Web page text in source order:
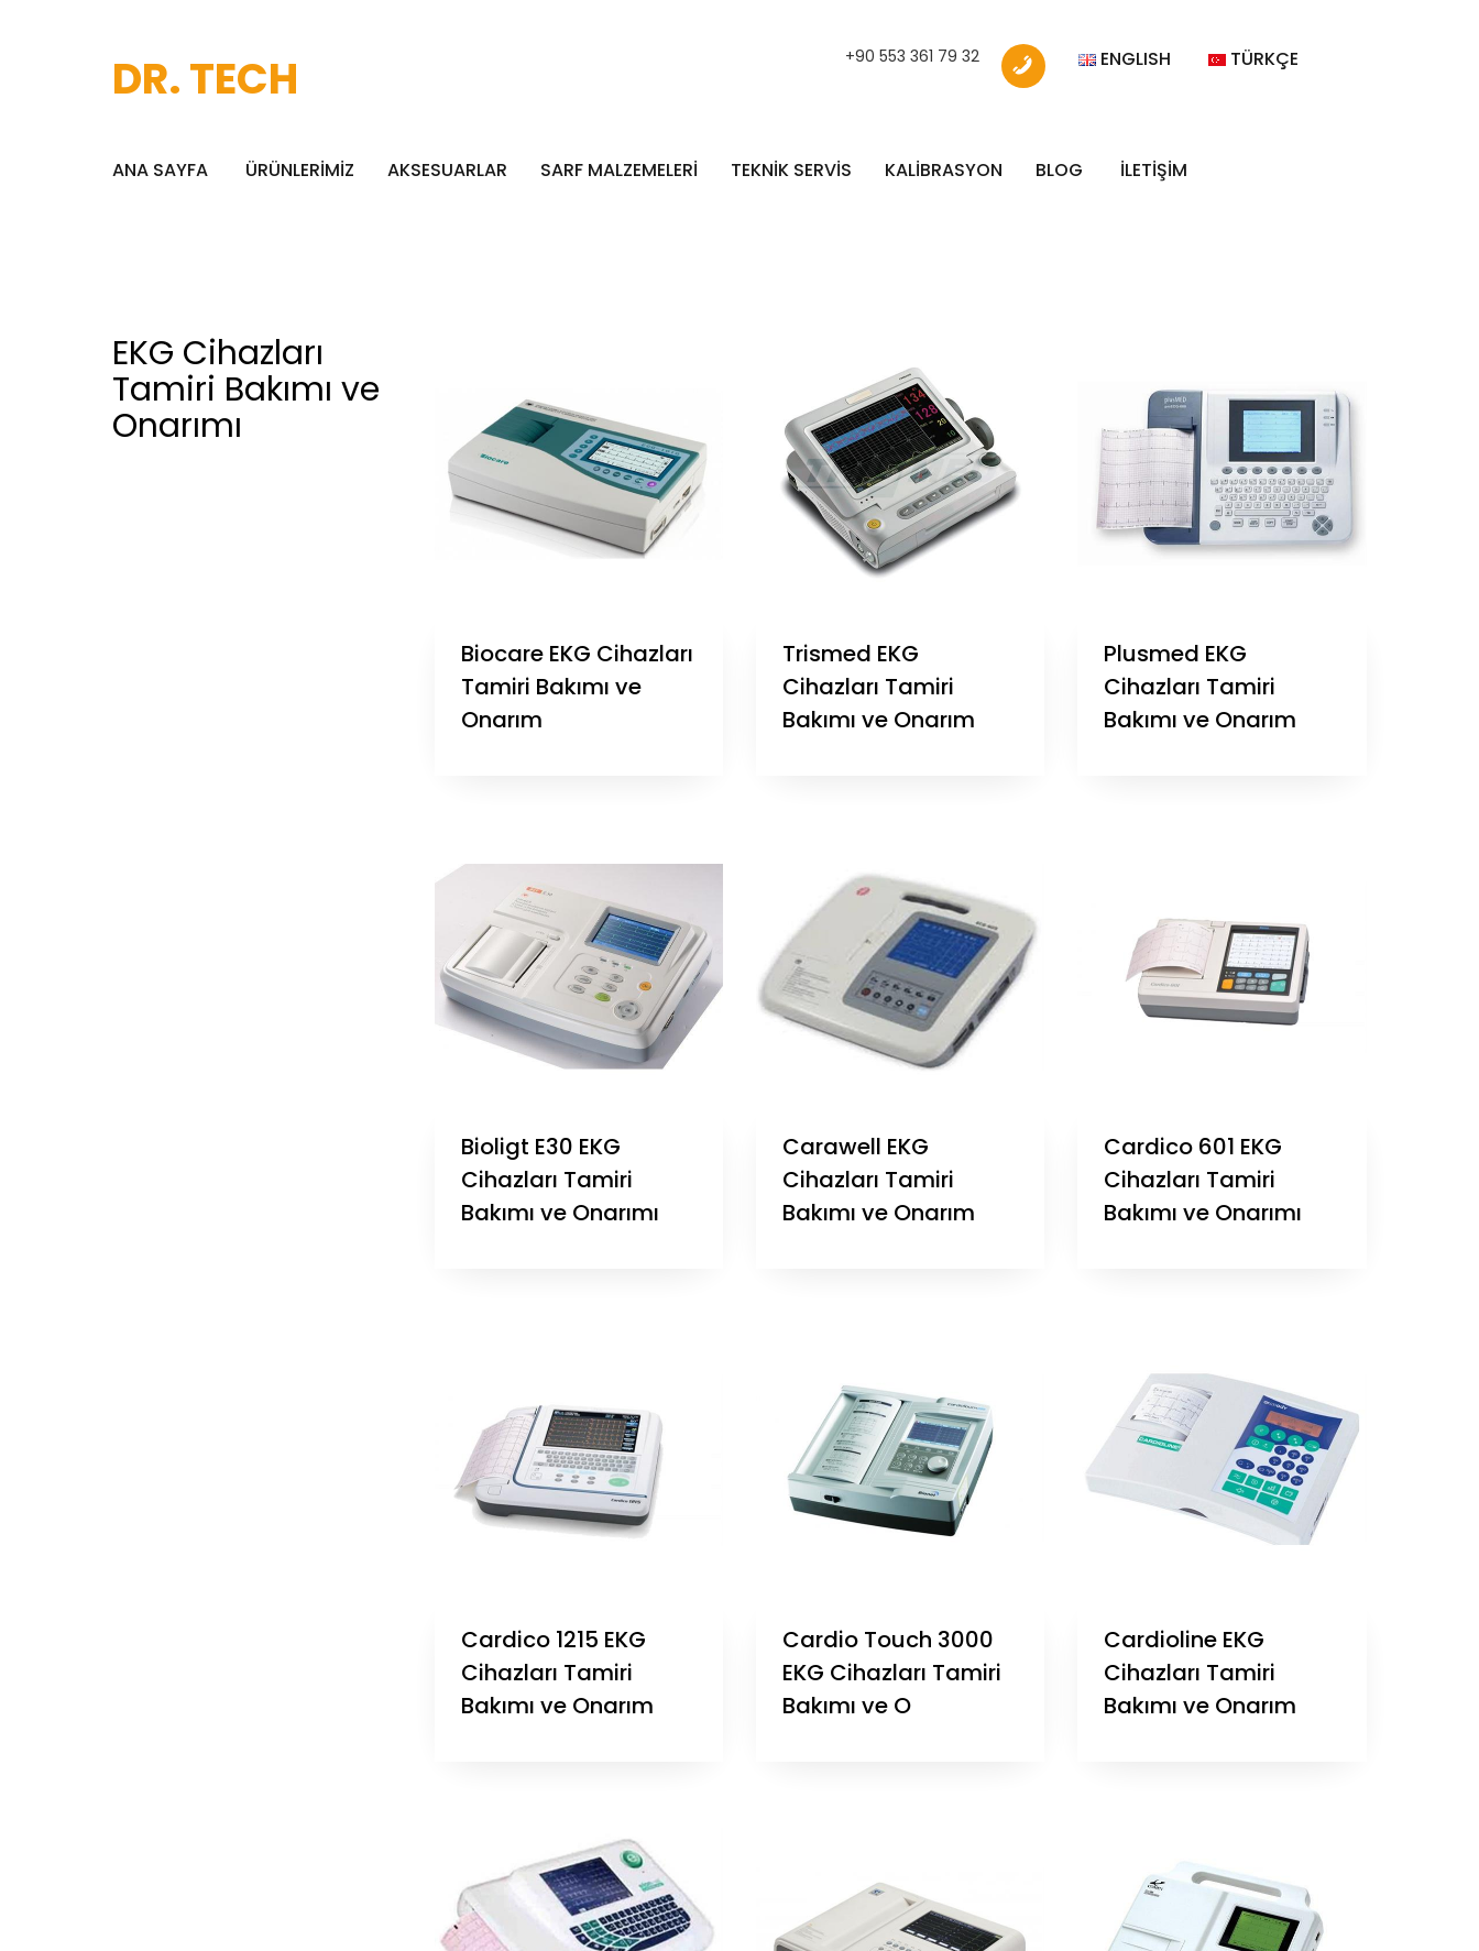
DR. TECH +90 553 361 79 32 ENGLISH TÜRKÇE
ANA SAYFA ÜRÜNLERİMİZ AKSESUARLAR SARF MALZEMELERİ TEKNİK SERVİS KALİBRASYON BLOG İLETİŞİM
EKG Cihazları
Tamiri Bakımı ve
Onarımı
Biocare EKG Cihazları
Tamiri Bakımı ve
Onarım
Trismed EKG
Cihazları Tamiri
Bakımı ve Onarım
Plusmed EKG
Cihazları Tamiri
Bakımı ve Onarım
Bioligt E30 EKG
Cihazları Tamiri
Bakımı ve Onarımı
Carawell EKG
Cihazları Tamiri
Bakımı ve Onarım
Cardico 601 EKG
Cihazları Tamiri
Bakımı ve Onarımı
Cardico 1215 EKG
Cihazları Tamiri
Bakımı ve Onarım
Cardio Touch 3000
EKG Cihazları Tamiri
Bakımı ve O
Cardioline EKG
Cihazları Tamiri
Bakımı ve Onarım